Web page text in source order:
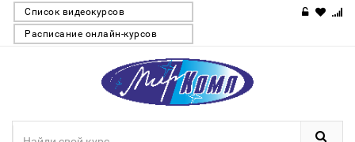
Список видеокурсов
Расписание онлайн-курсов